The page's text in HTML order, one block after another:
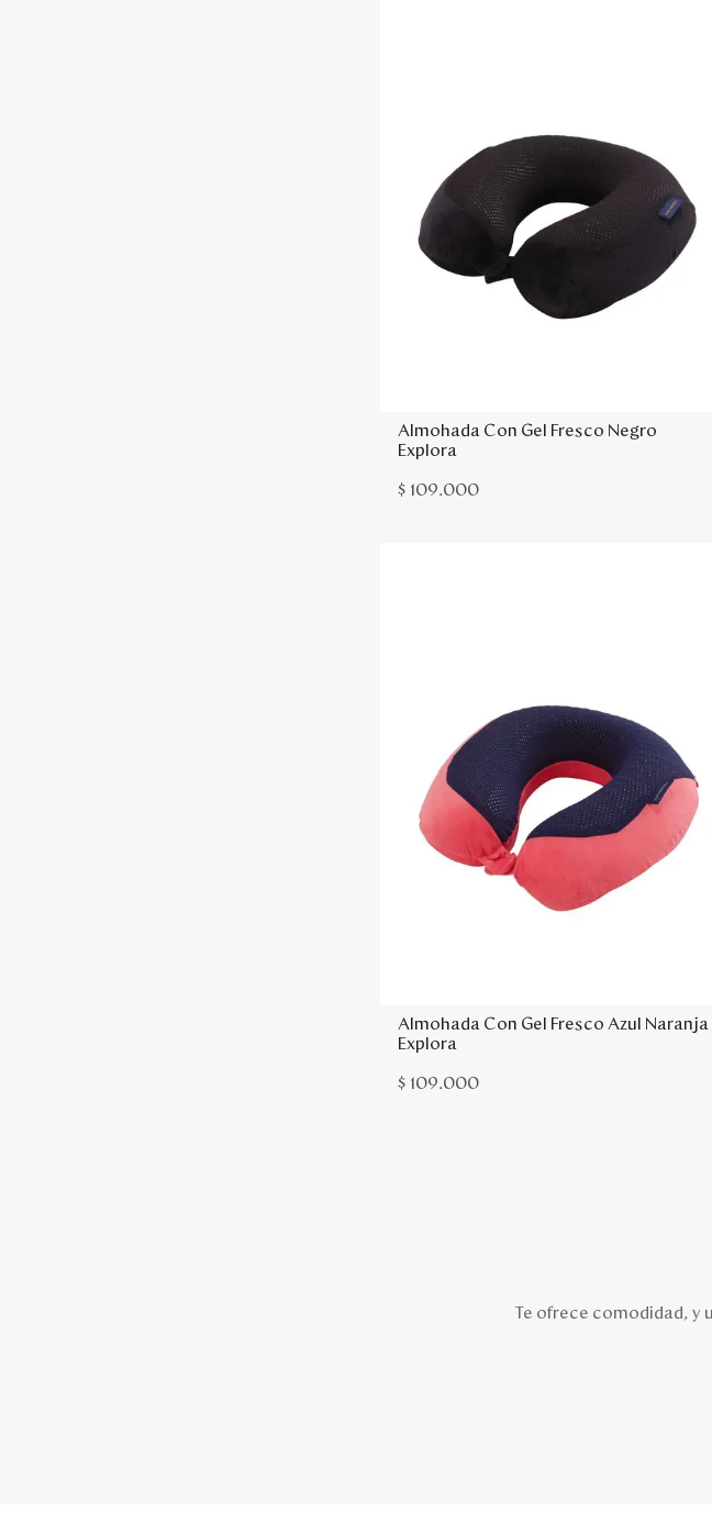
Almohada Con Gel Fresco Negro
Explora
$ 109.000
Almohada Con Gel Fresco Azul Naranja
Explora
$ 109.000
Te ofrece comodidad, y